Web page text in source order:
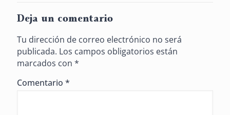
Deja un comentario
Tu dirección de correo electrónico no será
publicada. Los campos obligatorios están
marcados con *
Comentario *